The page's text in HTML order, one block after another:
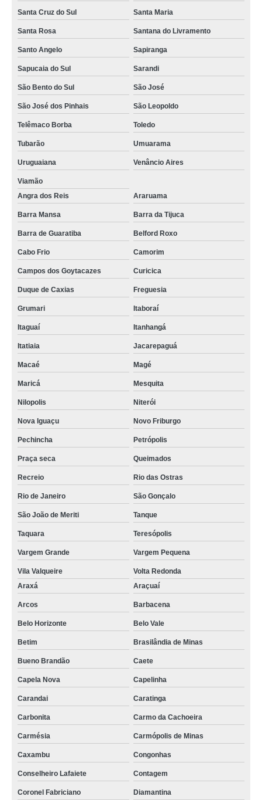
Santa Cruz do Sul Santa Maria
Santa Rosa Santana do Livramento
Santo Angelo Sapiranga
Sapucaia do Sul Sarandi
São Bento do Sul São José
São José dos Pinhais São Leopoldo
Telêmaco Borba Toledo
Tubarão Umuarama
Uruguaiana Venâncio Aires
Viamão
Angra dos Reis
Araruama
Barra Mansa Barra da Tijuca
Barra de Guaratiba Belford Roxo
Cabo Frio Camorim
Campos dos Goytacazes Curicica
Duque de Caxias Freguesia
Grumari Itaboraí
Itaguaí Itanhangá
Itatiaia Jacarepaguá
Macaé Magé
Maricá Mesquita
Nilopolis Niterói
Nova Iguaçu Novo Friburgo
Pechincha Petrópolis
Praça seca Queimados
Recreio Rio das Ostras
Rio de Janeiro São Gonçalo
São João de Meriti Tanque
Taquara Teresópolis
Vargem Grande Vargem Pequena
Vila Valqueire
Volta Redonda
Araxá
Araçuaí
Arcos Barbacena
Belo Horizonte Belo Vale
Betim Brasilândia de Minas
Bueno Brandão Caete
Capela Nova Capelinha
Carandai Caratinga
Carbonita Carmo da Cachoeira
Carmésia Carmópolis de Minas
Caxambu Congonhas
Conselheiro Lafaiete Contagem
Coronel Fabriciano Diamantina